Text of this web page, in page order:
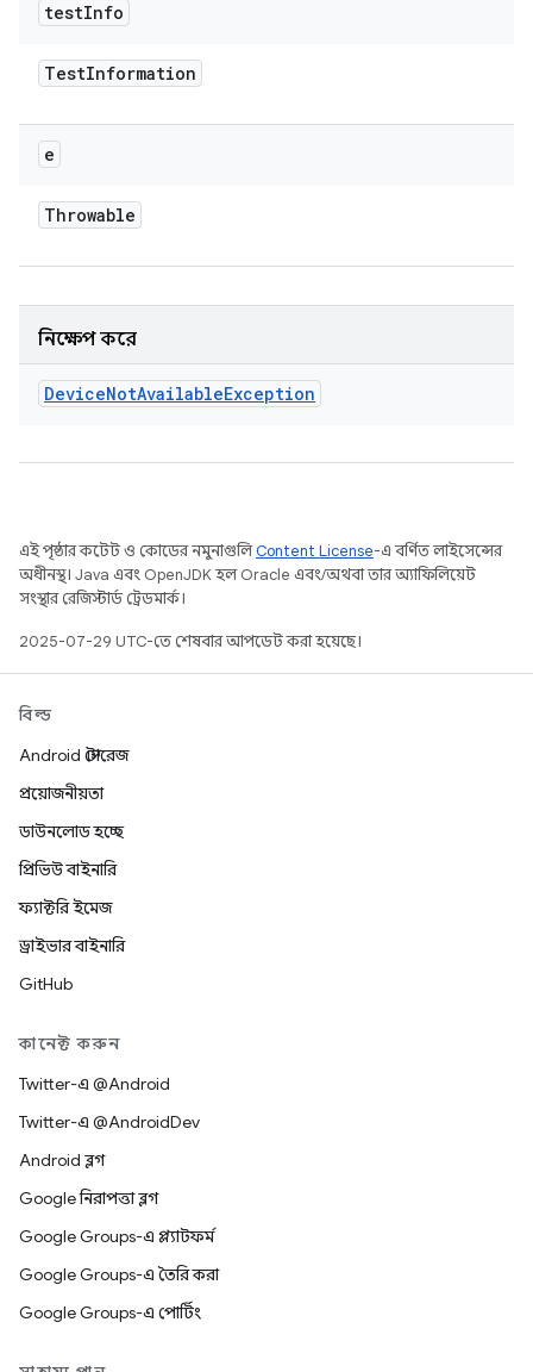
testInfo
TestInformation
e
Throwable
নিক্ষেপ করে
DeviceNotAvailableException
এই পৃষ্ঠার কন্টেন্ট ও কোডের নমুনাগুলিContent License-এ বর্ণিত লাইসেন্সের
অধীনস্থ। Java এবং OpenJDK হল Oracle এবং/অথবা তার অ্যাফিলিয়েট
সংস্থার রেজিস্টার্ড ট্রেডমার্ক।
2025-07-29 UTC-তে শেষবার আপডেট করা হয়েছে।
বিল্ড
Android স্টোরেজ
প্রয়োজনীয়তা
ডাউনলোড হচ্ছে
প্রিভিউ বাইনারি
ফ্যাক্টরি ইমেজ
ড্রাইভার বাইনারি
GitHub
কানেক্ট করুন
Twitter-এ @Android
Twitter-এ @AndroidDev
Android ব্লগ
Google নিরাপত্তা ব্লগ
Google Groups-এ প্ল্যাটফর্ম
Google Groups-এ তৈরি করা
Google Groups-এ পোর্টিং